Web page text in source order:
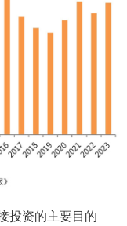
投资的主要目的